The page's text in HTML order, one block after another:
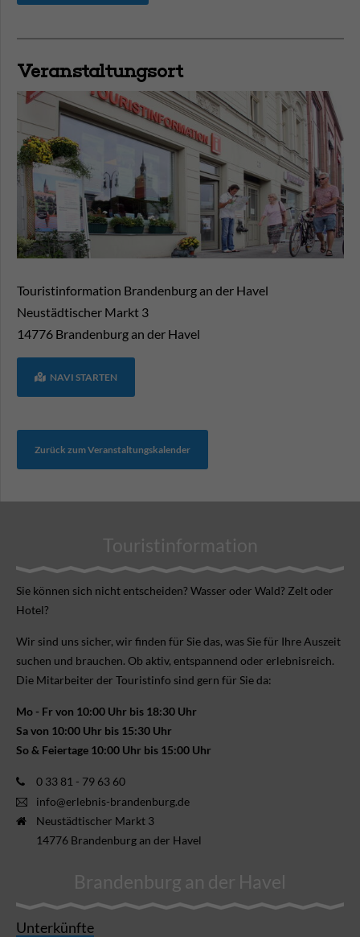
Veranstaltungsort
Touristinformation Brandenburg an der Havel
Neustädtischer Markt 3
14776 Brandenburg an der Havel
NAVI STARTEN
Zurück zum Veranstaltungskalender
Touristinformation
Sie können sich nicht ent­scheiden? Wasser oder Wald? Zelt oder
Hotel?
Wir sind uns sicher, wir finden für Sie das, was Sie für Ihre Aus­zeit
suchen und brauchen. Ob aktiv, ent­spannend oder erlebnis­reich.
Die Mitarbeiter der Touristinfo sind gern für Sie da:
Mo - Fr von 10:00 Uhr bis 18:30 Uhr
Sa von 10:00 Uhr bis 15:30 Uhr
So & Feiertage 10:00 Uhr bis 15:00 Uhr
0 33 81 - 79 63 60
info@erlebnis-brandenburg.de
Neustädtischer Markt 3
14776 Brandenburg an der Havel
Brandenburg an der Havel
Unterkünfte